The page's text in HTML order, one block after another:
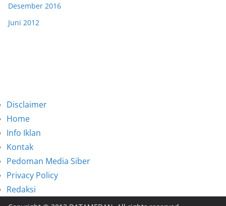
Desember 2016
Juni 2012
Disclaimer
Home
Info Iklan
Kontak
Pedoman Media Siber
Privacy Policy
Redaksi